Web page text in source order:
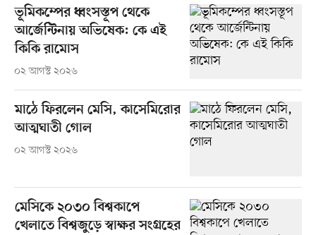
ভূমিকম্পের ধ্বংসস্তূপ থেকে
আর্জেন্টিনায় অভিষেক: কে এই
কিকি রামোস
০২ আগস্ট ২০২৬
মাঠে ফিরলেন মেসি, কাসেমিরোর
আত্মঘাতী গোল
০২ আগস্ট ২০২৬
মেসিকে ২০৩০ বিশ্বকাপে
খেলাতে বিশ্বজুড়ে স্বাক্ষর সংগ্রহের